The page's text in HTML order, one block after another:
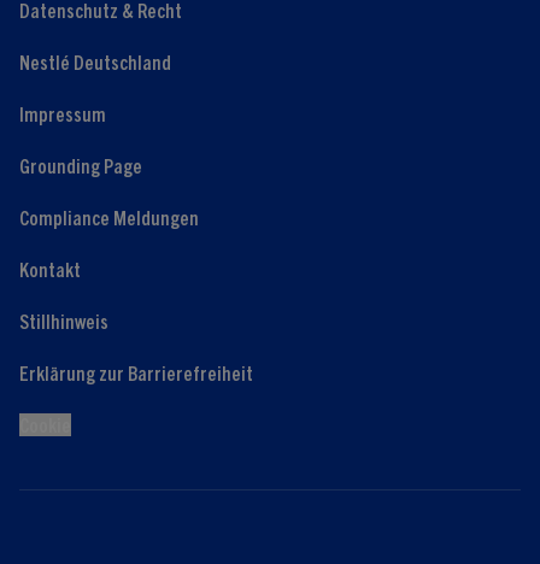
Datenschutz & Recht
Nestlé Deutschland
Impressum
Grounding Page
Compliance Meldungen
Kontakt
Stillhinweis
Erklärung zur Barrierefreiheit